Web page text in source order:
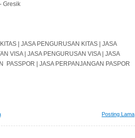
Gresik
| JASA PENGURUSAN KITAS | JASA
VISA | JASA PENGURUSAN VISA | JASA
PASSPOR | JASA PERPANJANGAN PASPOR
Posting Lama